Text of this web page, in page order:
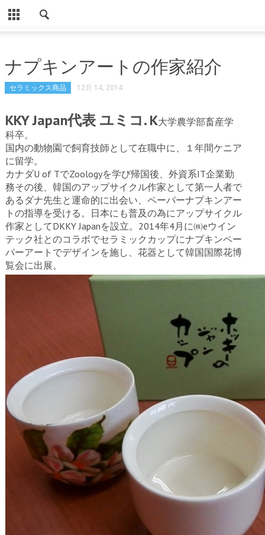
ノンドライ商品
パソコン用ノンドライ
Eでんき住宅・事業所用
お客様の声（ノンドライ）
Eでんき住宅・事業所用（声）
使用事例
設置方法
よくある質問
ノンドライ資料請求
ファインセラミックス商品
導入事例（セラミック）
代理店・販売店一覧
お問い合わせ・商品購入
ナプキンアートの作家紹介
セラミックス商品 12月 14, 2014
KKY Japan代表 ユミコ. K大学農学部畜産学
科卒。
国内の動物園で飼育技師として在職中に、１年間ケニア
に留学。
カナダU of TでZoologyを学び帰国後、外資系IT企業勤
務その後、韓国のアップサイクル作家として第一人者で
あるダナ先生と運命的に出会い、ペーパーナプキンアー
トの指導を受ける。日本にも普及の為にアップサイクル
作家としてDKKY Japanを設立。2014年4月に㈱eウイン
テック社とのコラボでセラミックカップにナプキンペー
パーアートでデザインを施し、花器として韓国国際花博
覧会に出展。